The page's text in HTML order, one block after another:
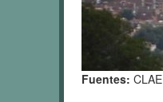
Fuentes: CLAE